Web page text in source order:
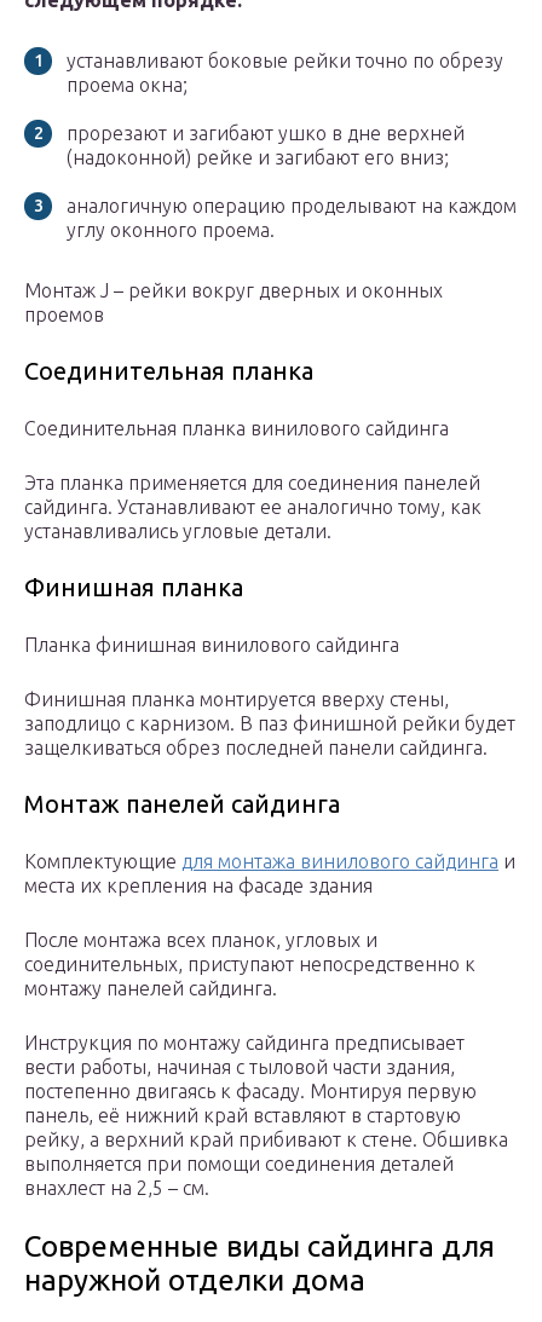
устанавливают боковые рейки точно по обрезу
проема окна;
прорезают и загибают ушко в дне верхней
(надоконной) рейке и загибают его вниз;
аналогичную операцию проделывают на каждом
углу оконного проема.
Монтаж J – рейки вокруг дверных и оконных
проемов
Соединительная планка
Соединительная планка винилового сайдинга
Эта планка применяется для соединения панелей
сайдинга. Устанавливают ее аналогично тому, как
устанавливались угловые детали.
Финишная планка
Планка финишная винилового сайдинга
Финишная планка монтируется вверху стены,
заподлицо с карнизом. В паз финишной рейки будет
защелкиваться обрез последней панели сайдинга.
Монтаж панелей сайдинга
Комплектующие для монтажа винилового сайдинга и
места их крепления на фасаде здания
После монтажа всех планок, угловых и
соединительных, приступают непосредственно к
монтажу панелей сайдинга.
Инструкция по монтажу сайдинга предписывает
вести работы, начиная с тыловой части здания,
постепенно двигаясь к фасаду. Монтируя первую
панель, её нижний край вставляют в стартовую
рейку, а верхний край прибивают к стене. Обшивка
выполняется при помощи соединения деталей
внахлест на 2,5 – см.
Современные виды сайдинга для
наружной отделки дома